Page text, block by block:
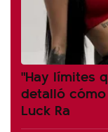
"Hay límites
detalló
Luck Ra